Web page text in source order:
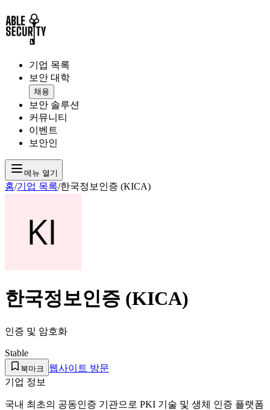
기업 목록
보안 대학
채용
보안 솔루션
커뮤니티
이벤트
보안인
메뉴 열기
홈/기업 목록/한국정보인증 (KICA)
한국정보인증 (KICA)
인증 및 암호화
Stable
북마크
웹사이트 방문
기업 정보
국내 최초의 공동인증 기관으로 PKI 기술 및 생체 인증 플랫폼